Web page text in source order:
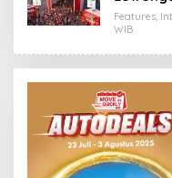
Features,
WIB
E
H
Y
T
I
N
E
W